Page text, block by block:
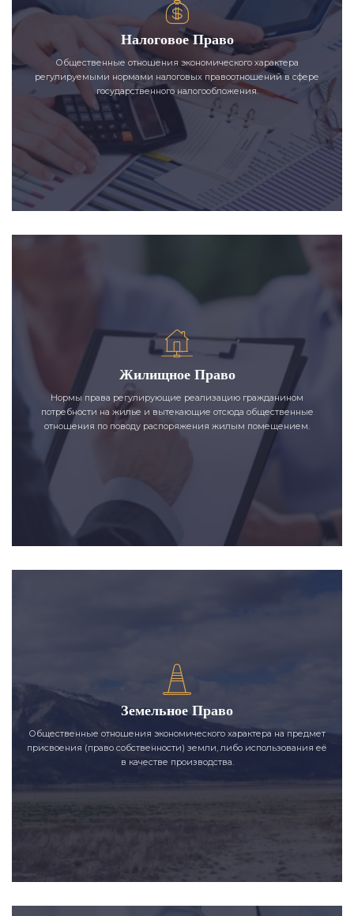
Налоговое Право
Общественные отношения экономического характера
регулируемыми нормами налоговых правоотношений в сфере
государственного налогообложения.
Жилищное Право
Нормы права регулирующие реализацию гражданином
потребности на жилье и вытекающие отсюда общественные
отношения по поводу распоряжения жилым помещением.
Земельное Право
Общественные отношения экономического характера на предмет
присвоения (право собственности) земли, либо использования её
в качестве производства.